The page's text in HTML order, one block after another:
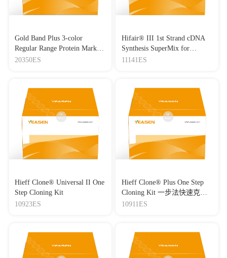
Gold Band Plus 3-color
Regular Range Protein Marker
(8-180 kDa) 三色预染蛋白质
20350ES
Hifair® III 1st Strand cDNA
Synthesis SuperMix for
qPCR(gDNA digester plus)
11141ES
Hieff Clone® Universal II One
Step Cloning Kit
10923ES
Hieff Clone® Plus One Step
Cloning Kit 一步法快速克隆
试剂盒
10911ES